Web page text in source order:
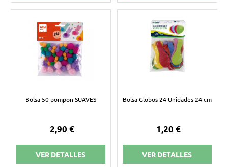
Bolsa 50 pompon SUAVES
2,90 €
VER DETALLES
Bolsa Globos 24 Unidades 24 cm
1,20 €
VER DETALLES